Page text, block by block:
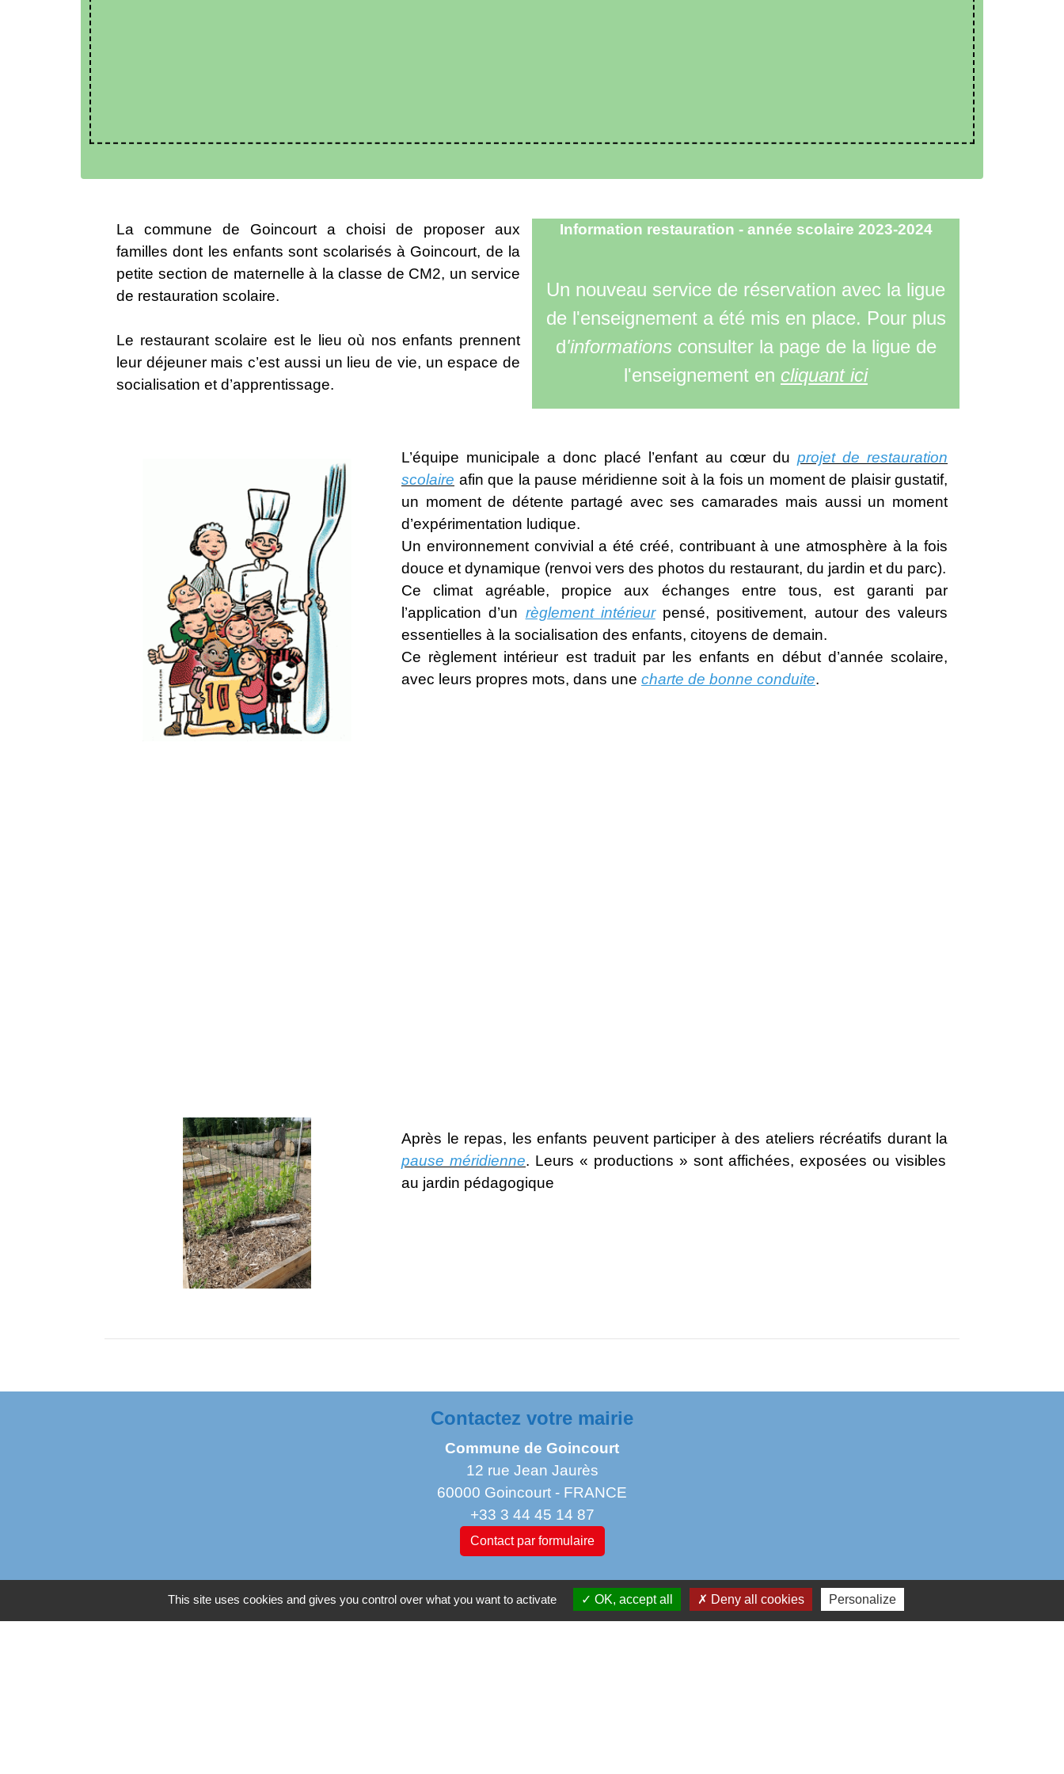
La commune de Goincourt a choisi de proposer aux
familles dont les enfants sont scolarisés à Goincourt, de la
petite section de maternelle à la classe de CM2, un service
de restauration scolaire.
Le restaurant scolaire est le lieu où nos enfants prennent
leur déjeuner mais c’est aussi un lieu de vie, un espace de
socialisation et d’apprentissage.
Information restauration - année scolaire 2023-2024
Un nouveau service de réservation avec la ligue
de l'enseignement a été mis en place. Pour plus
d'informations consulter la page de la ligue de
l'enseignement en cliquant ici
L’équipe municipale a donc placé l’enfant au cœur du projet de restauration
scolaire afin que la pause méridienne soit à la fois un moment de plaisir gustatif,
un moment de détente partagé avec ses camarades mais aussi un moment
d’expérimentation ludique.
Un environnement convivial a été créé, contribuant à une atmosphère à la fois
douce et dynamique (renvoi vers des photos du restaurant, du jardin et du parc).
Ce climat agréable, propice aux échanges entre tous, est garanti par
l’application d’un règlement intérieurpensé, positivement, autour des valeurs
essentielles à la socialisation des enfants, citoyens de demain.
Ce règlement intérieur est traduit par les enfants en début d’année scolaire,
avec leurs propres mots, dans une charte de bonne conduite.
Après le repas, les enfants peuvent participer à des ateliers récréatifs durant la
pause méridienne. Leurs « productions » sont affichées, exposées ou visibles
au jardin pédagogique
Contactez votre mairie
Commune de Goincourt
12 rue Jean Jaurès
60000 Goincourt - FRANCE
+33 3 44 45 14 87
Contact par formulaire
Horaires d'ouverture au public
This site uses cookies and gives you control over what you want to activate OK, accept all Deny all cookies Personalize